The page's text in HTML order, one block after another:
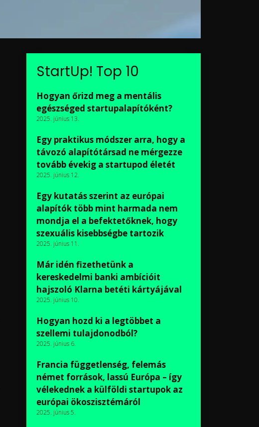
StartUp! Top 10
Hogyan őrizd meg a mentális
egészséged startupalapítóként?
2025. június 13.
Egy praktikus módszer arra, hogy a
távozó alapítótársad ne mérgezze
tovább évekig a startupod életét
2025. június 12.
Egy kutatás szerint az európai
alapítók több mint harmada nem
mondja el a befektetőknek, hogy
szexuális kisebbségbe tartozik
2025. június 11.
Már idén fizethetünk a
kereskedelmi banki ambícióit
hajszoló Klarna betéti kártyájával
2025. június 10.
Hogyan hozd ki a legtöbbet a
szellemi tulajdonodból?
2025. június 6.
Francia függetlenség, felemás
német források, lassú Európa – így
vélekednek a külföldi startupok az
európai ökoszisztémáról
2025. június 5.